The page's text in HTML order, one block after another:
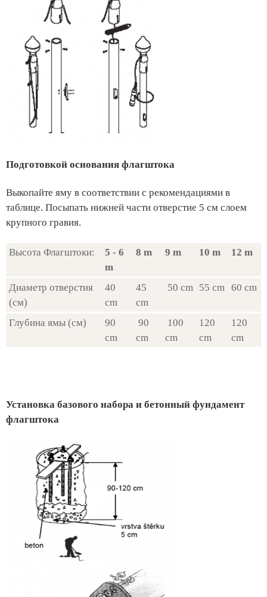
Подготовкой основания флагштока
Выкопайте яму в соответствии с рекомендациями в
таблице. Посыпать нижней части отверстие 5 см слоем
крупного гравия.
Высота Флагштоки:
5 - 6
m
8 m 9 m 10 m 12 m
Диаметр отверстия
(см)
40
cm
45
cm
50 cm 55 cm 60 cm
Глубина ямы (см)
90
cm
90
cm
100
cm
120
cm
120
cm
Установка базового набора и бетонный фундамент
флагштока